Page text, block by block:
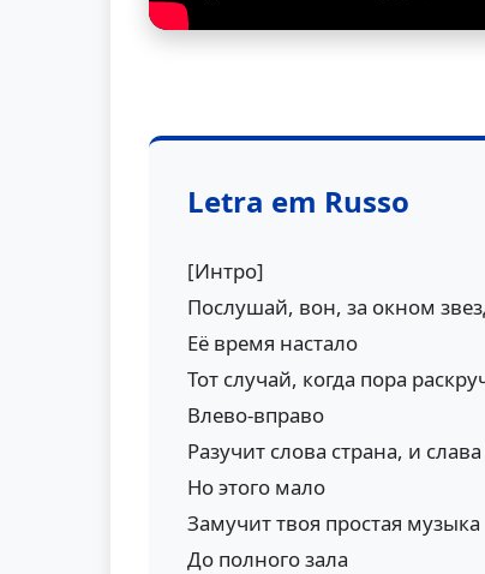
Letra em Russo
[Интро]
Послушай, вон, за окном
Её время настало
Тот случай, когда пора
Влево-вправо
Разучит слова страна, и
Но этого мало
Замучит твоя простая музыка
До полного зала